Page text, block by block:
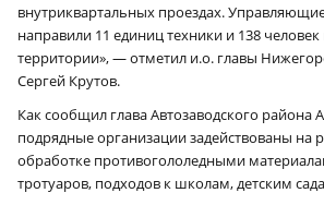
внутриквартальных проездах.
направили 11 единиц техники и 138 человек
территории», — отметил и.о. главы
Сергей Крутов.
Как сообщил глава Автозаводского района
подрядные организации задействованы на
обработке противогололедными
тротуаров, подходов к школам, детским